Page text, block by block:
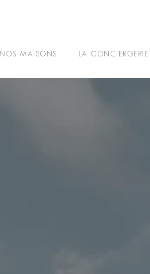
NOS MAISONS LA CONCIERGERIE